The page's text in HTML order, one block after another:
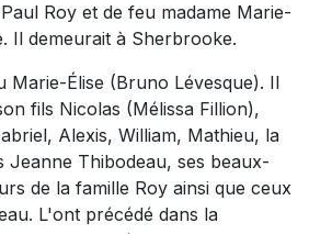
Roy et de feu madame Marie-
Il demeurait à Sherbrooke.
Marie-Élise (Bruno Lévesque). Il
fils Nicolas (Mélissa Fillion),
Alexis, William, Mathieu, la
Jeanne Thibodeau, ses beaux-
de la famille Roy ainsi que ceux
L'ont précédé dans la